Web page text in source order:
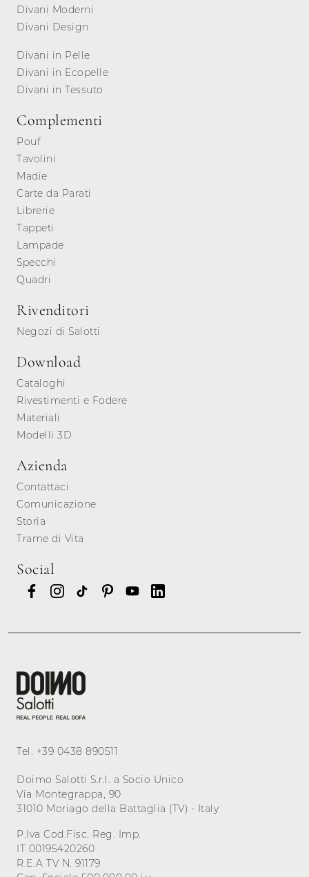
Divani Moderni
Divani Design
Divani in Pelle
Divani in Ecopelle
Divani in Tessuto
Complementi
Pouf
Tavolini
Madie
Carte da Parati
Librerie
Tappeti
Lampade
Specchi
Quadri
Rivenditori
Negozi di Salotti
Download
Cataloghi
Rivestimenti e Fodere
Materiali
Modelli 3D
Azienda
Contattaci
Comunicazione
Storia
Trame di Vita
Social
Tel. +39 0438 890511
Doimo Salotti S.r.l. a Socio Unico
Via Montegrappa, 90
31010 Moriago della Battaglia (TV) - Italy
P.Iva Cod.Fisc. Reg. Imp.
IT 00195420260
R.E.A TV N. 91179